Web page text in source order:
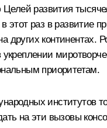
развития
раз в
континентах.
приоритетам.
институтов
на эти вызовы